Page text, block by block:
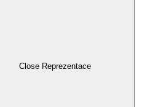
Close Reprezentace